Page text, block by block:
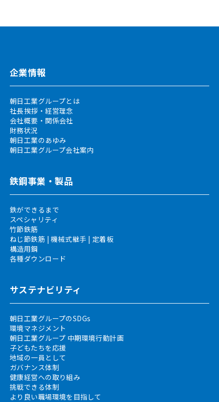
企業情報
朝日工業グループとは
社長挨拶・経営理念
会社概要・関係会社
財務状況
朝日工業のあゆみ
朝日工業グループ会社案内
鉄鋼事業・製品
鉄ができるまで
スペシャリティ
竹節鉄筋
ねじ節鉄筋 | 機械式継手 | 定着板
構造用鋼
各種ダウンロード
サステナビリティ
朝日工業グループのSDGs
環境マネジメント
朝日工業グループ 中期環境行動計画
子どもたちを応援
地域の一員として
ガバナンス体制
健康経営への取り組み
挑戦できる体制
より良い職場環境を目指して